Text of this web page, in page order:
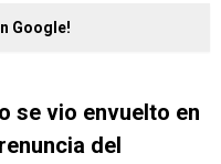
Google!
se vio envuelto en
del